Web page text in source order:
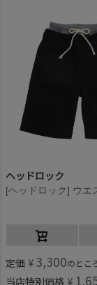
ヘッドロック
定価 ¥ 3,300のとこ
当店特別価格 ¥